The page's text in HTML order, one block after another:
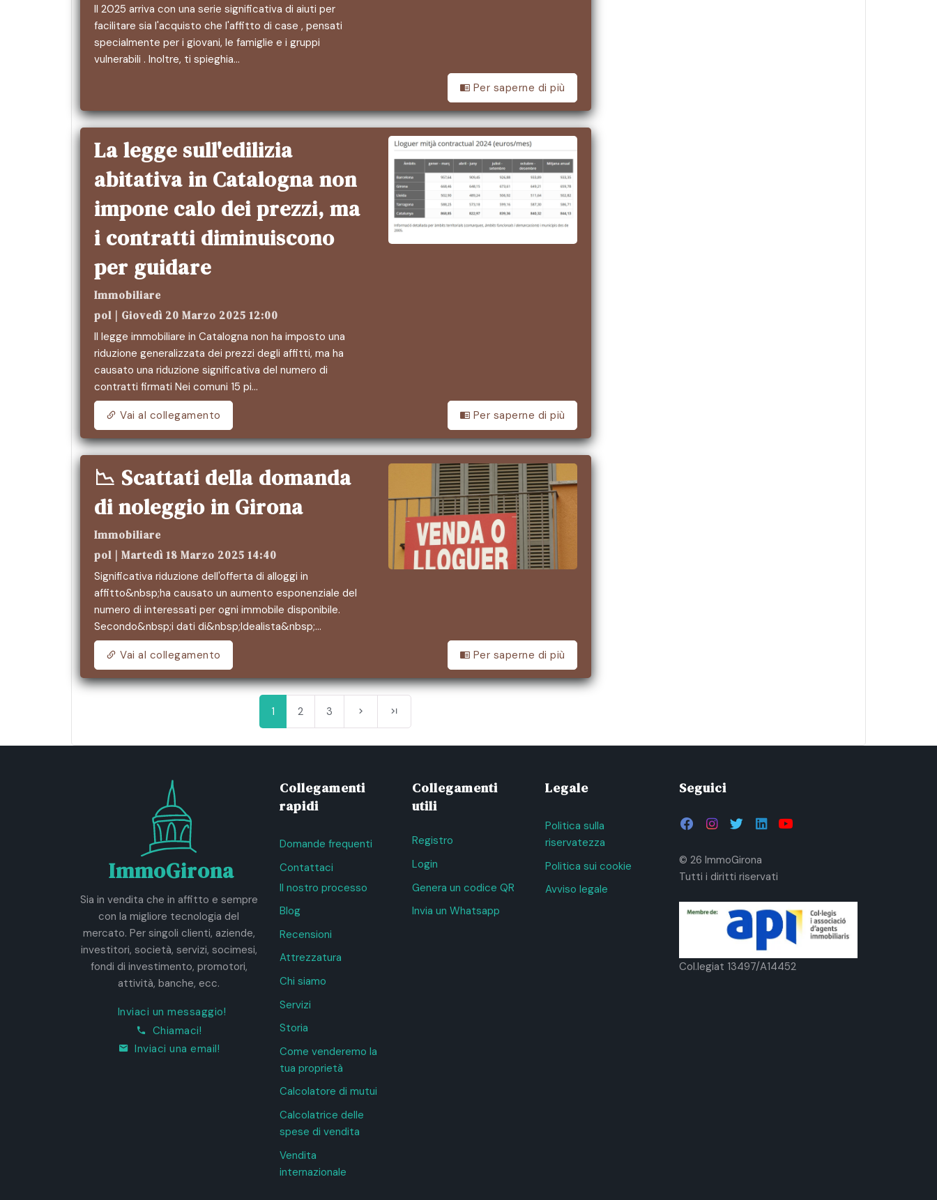
Il 2025 arriva con una serie significativa di aiuti per
facilitare sia l'acquisto che l'affitto di case , pensati
specialmente per i giovani, le famiglie e i gruppi
vulnerabili . Inoltre, ti spieghia…
Per saperne di più
La legge sull'edilizia
abitativa in Catalogna non
impone calo dei prezzi, ma
i contratti diminuiscono
per guidare
Immobiliare
pol | Giovedì 20 Marzo 2025 12:00
Il legge immobiliare in Catalogna non ha imposto una
riduzione generalizzata dei prezzi degli affitti, ma ha
causato una riduzione significativa del numero di
contratti firmati Nei comuni 15 pi…
Vai al collegamento Per saperne di più
📉 Scattati della domanda
di noleggio in Girona
Immobiliare
pol | Martedì 18 Marzo 2025 14:40
Significativa riduzione dell'offerta di alloggi in
affitto&nbsp;ha causato un aumento esponenziale del
numero di interessati per ogni immobile disponibile.
Secondo&nbsp;i dati di&nbsp;Idealista&nbsp;…
Vai al collegamento Per saperne di più
1 2 3
ImmoGirona
Sia in vendita che in affitto e sempre
con la migliore tecnologia del
mercato. Per singoli clienti, aziende,
investitori, società, servizi, socimesi,
fondi di investimento, promotori,
attività, banche, ecc.
Inviaci un messaggio!
Chiamaci!
Inviaci una email!
Collegamenti
rapidi
Domande frequenti
Contattaci
Il nostro processo
Blog
Recensioni
Attrezzatura
Chi siamo
Servizi
Storia
Come venderemo la
tua proprietà
Calcolatore di mutui
Calcolatrice delle
spese di vendita
Vendita
internazionale
Collegamenti
utili
Registro
Login
Genera un codice QR
Invia un Whatsapp
Legale
Politica sulla
riservatezza
Politica sui cookie
Avviso legale
Seguici
© 26 ImmoGirona
Tutti i diritti riservati
Col.legiat 13497/A14452